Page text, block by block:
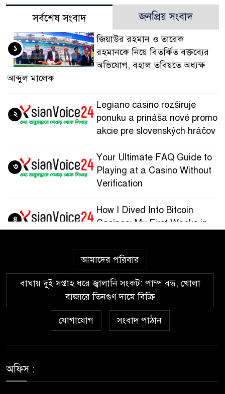
সর্বশেষ সংবাদ জনপ্রিয় সংবাদ
জিয়াউর রহমান ও তারেক
রহমানকে নিয়ে বিতর্কিত বক্তব্যের
অভিযোগ, বহাল তবিয়তে অধ্যক্ষ
আব্দুল মালেক
১
Legiano casino rozširuje
ponuku a prináša nové promo
akcie pre slovenských hráčov
২
Your Ultimate FAQ Guide to
Playing at a Casino Without
Verification
৩
How I Dived Into Bitcoin
Casinos: My First Weeks in
৪
Guía paso a paso para
registrarte y jugar en
Wazamba Casino
৫
Kako sam otkrio Lolajack
Casino – osobno iskustvo od
Popularna Online Kazina:
আমাদের পরিবার
বাঘায় দুই সপ্তাহ ধরে জ্বালানি সংকট: পাম্প বন্ধ, খোলা
বাজারে তিনগুণ দামে বিক্রি
যোগাযোগ সংবাদ পাঠান
অফিস :